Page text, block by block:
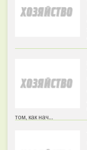
том, как нач...